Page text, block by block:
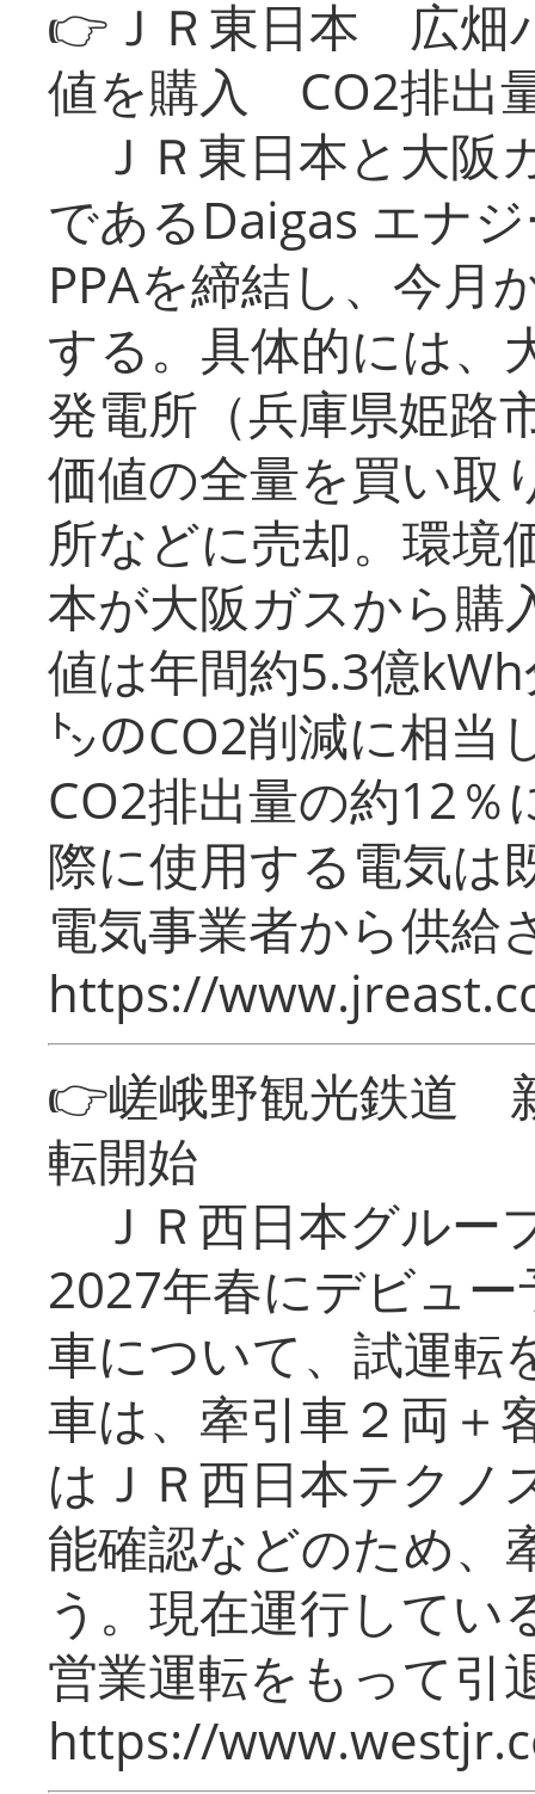
👉ＪＲ東日本 広畑
値を購入 CO2排出
ＪＲ東日本と大阪
であるDaigas エナ
PPAを締結し、今月
する。具体的には、
発電所（兵庫県姫路
価値の全量を買い取
所などに売却。環境
本が大阪ガスから購
値は年間約5.3億
㌧のCO2削減に相当
CO2排出量の約12％
際に使用する電気は
電気事業者から供給
https://
👉嵯峨野観光鉄道
転開始
ＪＲ西日本グルー
2027年春にデビュ
車について、試運転
車は、牽引車２両＋
はＪＲ西日本テクノ
能確認などのため、
う。現在運行してい
営業運転をもって引
https://